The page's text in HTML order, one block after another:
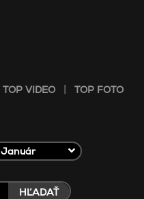
TOP VIDEO | TOP FOTO
Január
HĽADAŤ